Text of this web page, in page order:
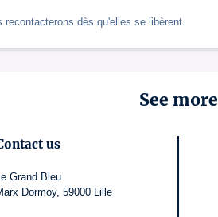
dès qu'elles se libèrent.
See more
us
Grand Bleu
Dormoy, 59000 Lille